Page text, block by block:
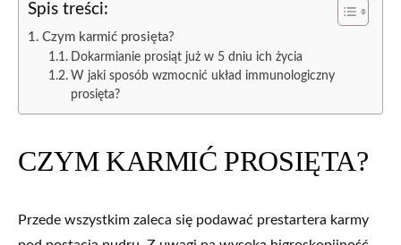
Spis treści:
Czym karmić prosięta?
Dokarmianie prosiąt już w 5 dniu ich życia
W jaki sposób wzmocnić układ immunologiczny
prosięta?
CZYM KARMIĆ PROSIĘTA?
Przede wszystkim zaleca się podawać prestartera karmy